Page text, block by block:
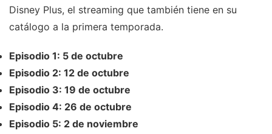
Disney Plus, el streaming que también tiene en su
catálogo a la primera temporada.
Episodio 1: 5 de octubre
Episodio 2: 12 de octubre
Episodio 3: 19 de octubre
Episodio 4: 26 de octubre
Episodio 5: 2 de noviembre